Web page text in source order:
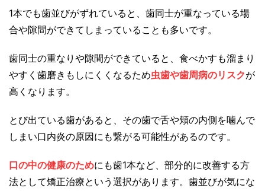
1本でも歯並びがずれていると、歯同士が重なっている場
合や隙間ができてしまっていることも多いです。
歯同士の重なりや隙間ができていると、食べかすも溜まり
やすく歯磨きもしにくくなるため虫歯や歯周病のリスクが
高くなります。
とび出ている歯があると、その歯で舌や頬の内側を噛んで
しまい口内炎の原因にも繋がる可能性があるのです。
口の中の健康のためにも歯1本など、部分的に改善する方
法として矯正治療という選択があります。歯並びが気にな